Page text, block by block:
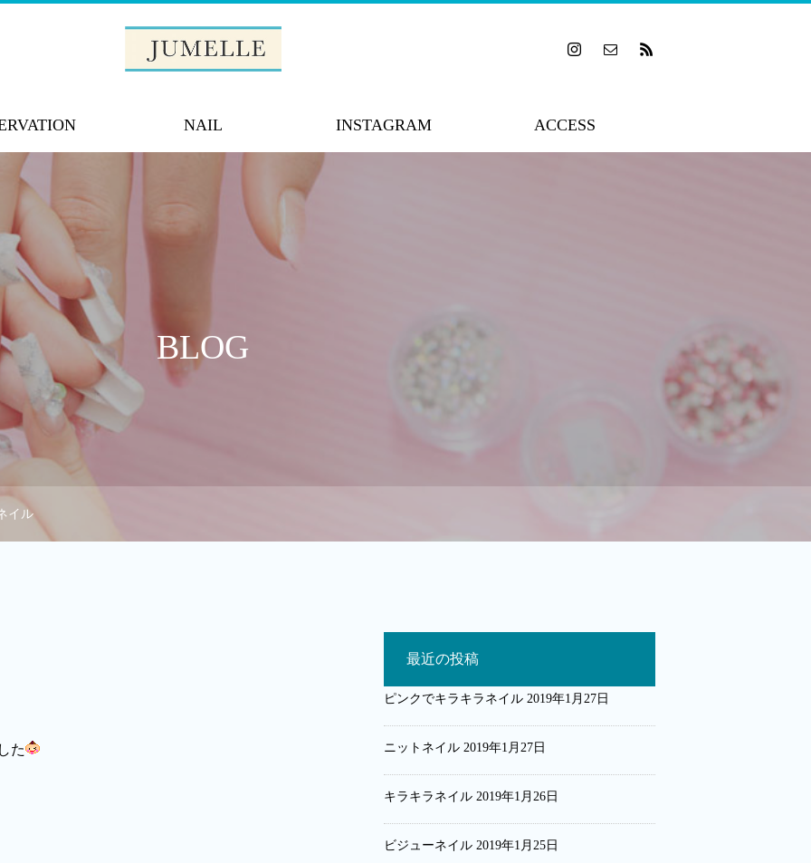
NAIL INSTAGRAM ACCESS
BLOG
イル
た
最近の投稿
ピンクでキラキラネイル 2019年1月27日
ニットネイル 2019年1月27日
キラキラネイル 2019年1月26日
ビジューネイル 2019年1月25日